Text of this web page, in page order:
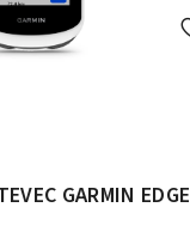
GARMIN EDGE